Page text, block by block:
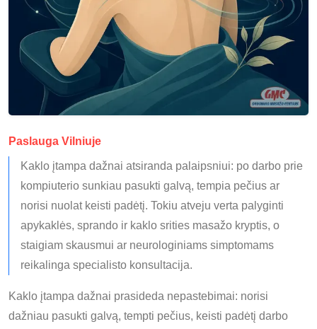
Paslauga Vilniuje
Kaklo įtampa dažnai atsiranda palaipsniui: po darbo prie
kompiuterio sunkiau pasukti galvą, tempia pečius ar
norisi nuolat keisti padėtį. Tokiu atveju verta palyginti
apykaklės, sprando ir kaklo srities masažo kryptis, o
staigiam skausmui ar neurologiniams simptomams
reikalinga specialisto konsultacija.
Kaklo įtampa dažnai prasideda nepastebimai: norisi
dažniau pasukti galvą, tempti pečius, keisti padėtį darbo